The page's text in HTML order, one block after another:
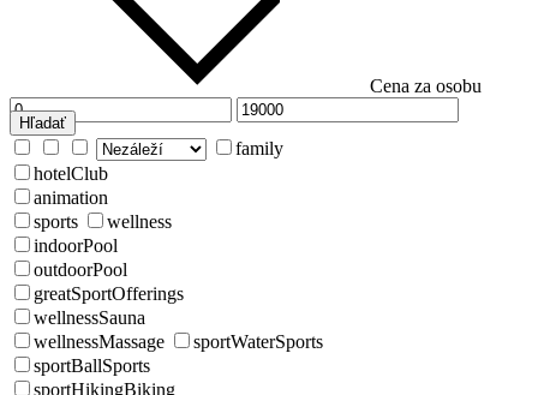
Cena za osobu
Hľadať
family
hotelClub
animation
sports
wellness
indoorPool
outdoorPool
greatSportOfferings
wellnessSauna
wellnessMassage
sportWaterSports
sportBallSports
sportHikingBiking